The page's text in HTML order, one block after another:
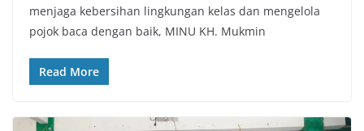
menjaga kebersihan lingkungan kelas dan mengelola
pojok baca dengan baik, MINU KH. Mukmin
Read More